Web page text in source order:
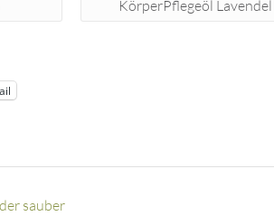
KörperPflegeöl Lavendel
sauber